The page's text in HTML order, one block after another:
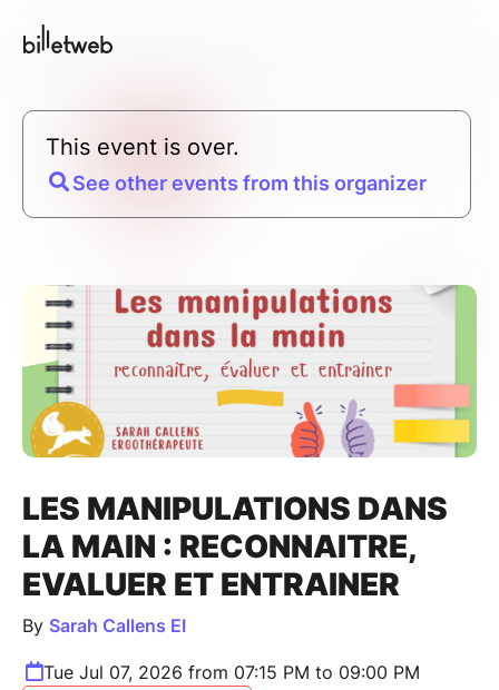
This event is over.
See other events from this organizer
LES MANIPULATIONS DANS
LA MAIN : RECONNAITRE,
EVALUER ET ENTRAINER
By Sarah Callens EI
Tue Jul 07, 2026 from 07:15 PM to 09:00 PM